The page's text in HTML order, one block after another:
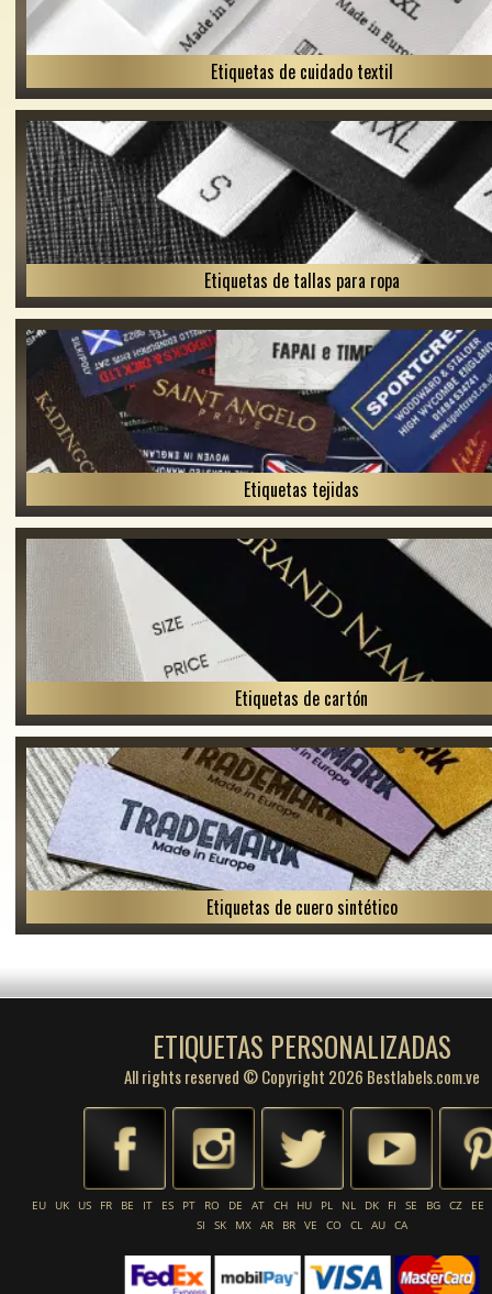
Etiquetas de cuidado textil
Etiquetas de tallas para ropa
Etiquetas tejidas
Etiquetas de cartón
Etiquetas de cuero sintético
ETIQUETAS PERSONALIZADAS
All rights reserved © Copyright 2026 Bestlabels.com.ve
EU UK US FR BE IT ES PT RO DE AT CH HU PL NL DK FI SE BG CZ
EE
SI
SK MX AR BR VE CO CL AU CA